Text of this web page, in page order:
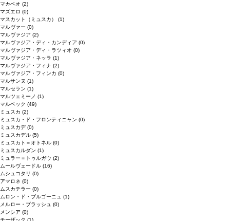
マカベオ (2)
マズエロ (0)
マスカット（ミュスカ） (1)
マルヴァー (0)
マルヴァジア (2)
マルヴァジア・ディ・カンディア (0)
マルヴァジア・ディ・ラツィオ (0)
マルヴァジア・ネッラ (1)
マルヴァジア・フィナ (2)
マルヴァジア・フィンカ (0)
マルサンヌ (1)
マルセラン (1)
マルツェミーノ (1)
マルベック (49)
ミュスカ (2)
ミュスカ・ド・フロンティニャン (0)
ミュスカデ(0)
ミュスカデル (5)
ミュスカト＝オトネル (0)
ミュスカルダン (1)
ミュラー＝トゥルガウ (2)
ムールヴェードル (16)
ムシュコタリ (0)
アマロネ (0)
ムスカテラー (0)
ムロン・ド・ブルゴーニュ (1)
メルロー・ブラッシュ (0)
メンシア (0)
モーザック (1)